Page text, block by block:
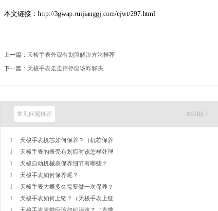
本文链接：http://3gwap.ruijianggj.com/cjwt/297.html
上一篇： 天梭手表外观有划痕解决方法推荐
下一篇： 天梭手表走走停停应该咋解决
常见问题推荐 MORE >
1
天梭手表机芯如何保养？（机芯保养
1
天梭手表的表壳有划痕时该怎样处理
1
天梭自动机械表保养细节有哪些？
1
天梭手表如何保养呢？
1
天梭手表大概多久需要做一次保养？
1
天梭手表如何上链？（天梭手表上链